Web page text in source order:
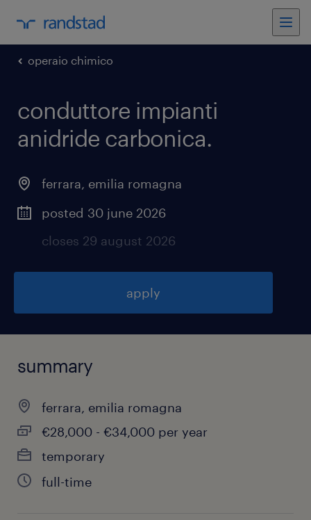
operaio chimico
conduttore impianti
anidride carbonica.
ferrara, emilia romagna
posted 30 june 2026
closes 29 august 2026
apply
summary
ferrara, emilia romagna
€28,000 - €34,000 per year
temporary
full-time